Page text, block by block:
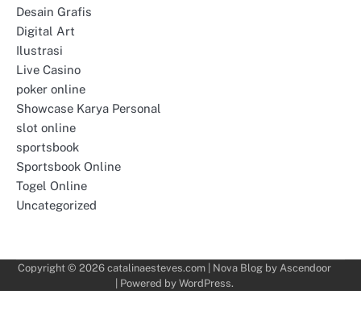
Desain Grafis
Digital Art
Ilustrasi
Live Casino
poker online
Showcase Karya Personal
slot online
sportsbook
Sportsbook Online
Togel Online
Uncategorized
Copyright © 2026 catalinaesteves.com| Nova Blog by Ascendoor
| Powered by WordPress.